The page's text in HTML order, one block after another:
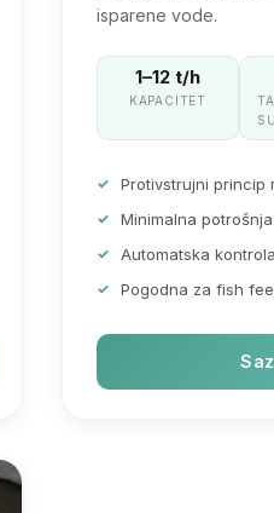
isparene vode.
1–12 t/h
KAPACITET
Protivstrujni princip
Minimalna
Automatska
Pogodna za fish